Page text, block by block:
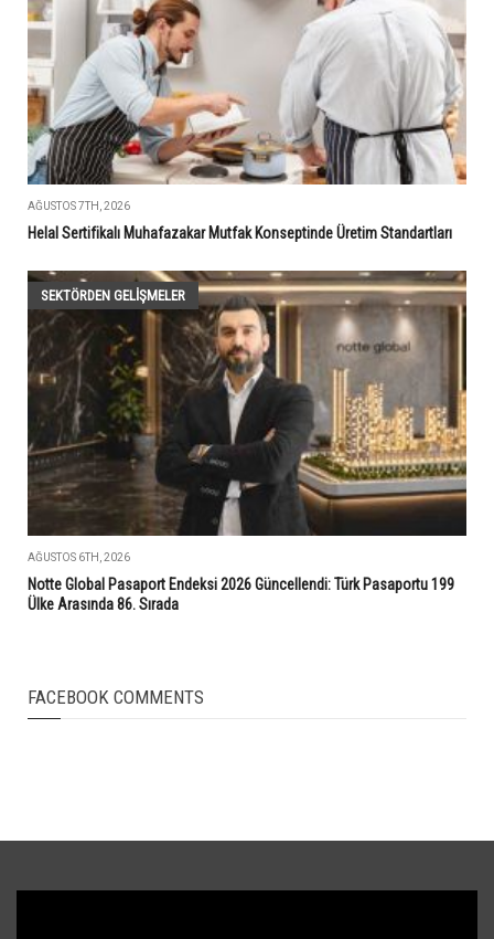
AĞUSTOS 7TH, 2026
Helal Sertifikalı Muhafazakar Mutfak Konseptinde Üretim Standartları
SEKTÖRDEN GELIŞMELER
AĞUSTOS 6TH, 2026
Notte Global Pasaport Endeksi 2026 Güncellendi: Türk Pasaportu 199
Ülke Arasında 86. Sırada
FACEBOOK COMMENTS